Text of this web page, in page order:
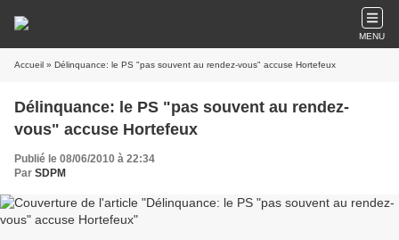
MENU
Accueil » Délinquance: le PS "pas souvent au rendez-vous" accuse Hortefeux
Délinquance: le PS "pas souvent au rendez-
vous" accuse Hortefeux
Publié le 08/06/2010 à 22:34
Par SDPM